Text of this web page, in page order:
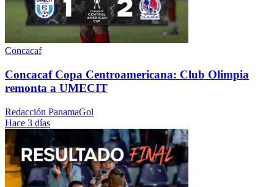
Concacaf
Concacaf Copa Centroamericana: Club Olimpia
remonta a UMECIT
Redacción PanamaGol
Hace 3 días